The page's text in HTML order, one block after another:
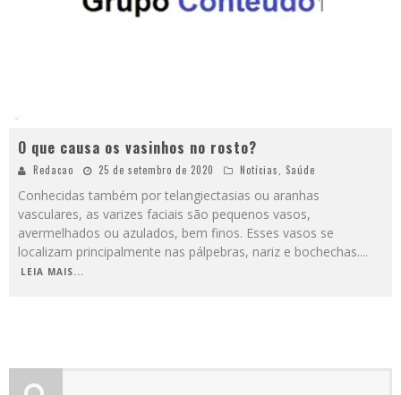
O que causa os vasinhos no rosto?
Redacao 25 de setembro de 2020 Notícias, Saúde
Conhecidas também por telangiectasias ou aranhas
vasculares, as varizes faciais são pequenos vasos,
avermelhados ou azulados, bem finos. Esses vasos se
localizam principalmente nas pálpebras, nariz e bochechas....
LEIA MAIS...